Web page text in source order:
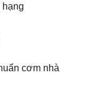
cơm nhà